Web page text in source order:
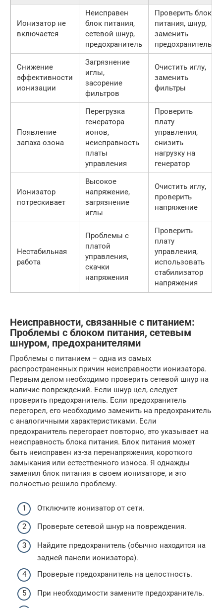
Ионизатор не
включается
Неисправен
блок питания,
сетевой шнур,
предохранитель
Проверить блок
питания, шнур,
заменить
предохранитель
Снижение
эффективности
ионизации
Загрязнение
иглы,
засорение
фильтров
Очистить иглу,
заменить
фильтры
Появление
запаха озона
Перегрузка
генератора
ионов,
неисправность
платы
управления
Проверить
плату
управления,
снизить
нагрузку на
генератор
Ионизатор
потрескивает
Высокое
напряжение,
загрязнение
иглы
Очистить иглу,
проверить
напряжение
Нестабильная
работа
Проблемы с
платой
управления,
скачки
напряжения
Проверить
плату
управления,
использовать
стабилизатор
напряжения
Неисправности, связанные с питанием:
Проблемы с блоком питания, сетевым
шнуром, предохранителями
Проблемы с питанием – одна из самых
распространенных причин неисправности ионизатора.
Первым делом необходимо проверить сетевой шнур на
наличие повреждений. Если шнур цел, следует
проверить предохранитель. Если предохранитель
перегорел, его необходимо заменить на предохранитель
с аналогичными характеристиками. Если
предохранитель перегорает повторно, это указывает на
неисправность блока питания. Блок питания может
быть неисправен из-за перенапряжения, короткого
замыкания или естественного износа. Я однажды
заменил блок питания в своем ионизаторе, и это
полностью решило проблему.
Отключите ионизатор от сети.
Проверьте сетевой шнур на повреждения.
Найдите предохранитель (обычно находится на
задней панели ионизатора).
Проверьте предохранитель на целостность.
При необходимости замените предохранитель.